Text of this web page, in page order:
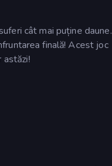
cât mai puține daune.
finală! Acest joc